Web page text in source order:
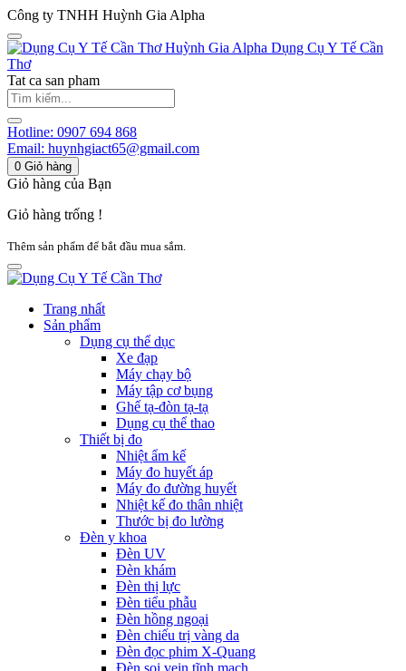
Công ty TNHH Huỳnh Gia Alpha
Huỳnh Gia Alpha Dụng Cụ Y Tế Cần
Thơ
Tat ca san pham
Hotline: 0907 694 868
Email: huynhgiact65@gmail.com
0 Giỏ hàng
Giỏ hàng của Bạn
Giỏ hàng trống !
Thêm sản phẩm để bắt đầu mua sắm.
Trang nhất
Sản phẩm
Dụng cụ thể dục
Xe đạp
Máy chạy bộ
Máy tập cơ bụng
Ghế tạ-đòn tạ-tạ
Dụng cụ thể thao
Thiết bị đo
Nhiệt ẩm kế
Máy đo huyết áp
Máy đo đường huyết
Nhiệt kế đo thân nhiệt
Thước bị đo lường
Đèn y khoa
Đèn UV
Đèn khám
Đèn thị lực
Đèn tiểu phẫu
Đèn hồng ngoại
Đèn chiếu trị vàng da
Đèn đọc phim X-Quang
Đèn soi vein tĩnh mạch